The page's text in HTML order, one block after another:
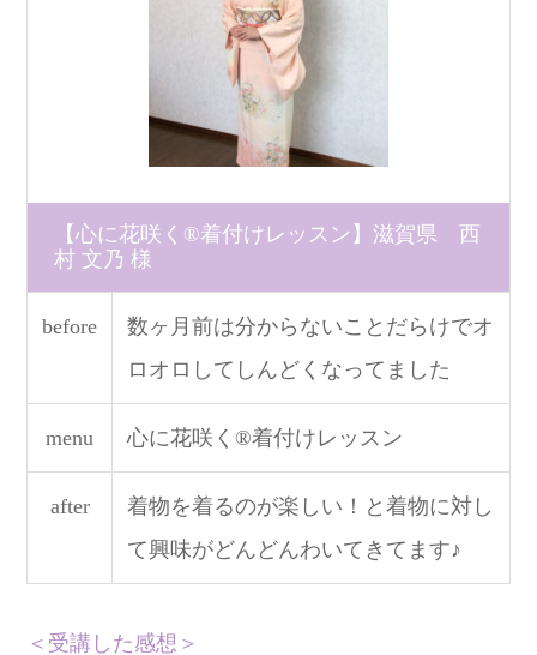
【心に花咲く®着付けレッスン】滋賀県 西
村 文乃 様
before
数ヶ月前は分からないことだらけでオ
ロオロしてしんどくなってました
menu 心に花咲く®着付けレッスン
after
着物を着るのが楽しい！と着物に対し
て興味がどんどんわいてきてます♪
＜受講した感想＞